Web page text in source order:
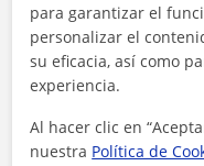
Localidades a las
Alpedrete
El Boalo
para garantizar el
personalizar el
su eficacia, así como
experiencia.
Al hacer clic en
nuestra Política de